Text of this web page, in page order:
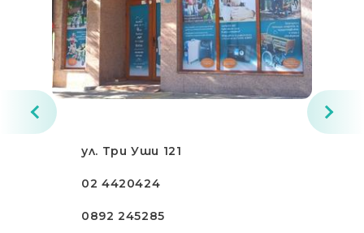
ул. Три Уши 121
02 4420424
0892 245285